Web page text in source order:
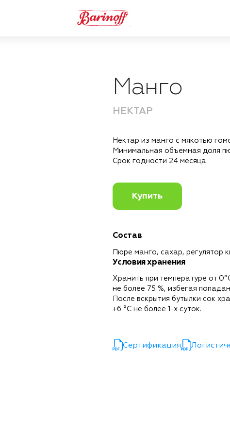
Манго
НЕКТАР
Нектар из манго с мякотью
Минимальная объемная доля
Срок годности 24 месяца.
Купить
Состав
Пюре манго, сахар, регулятор
Условия хранения
Хранить при температуре от
не более 75 %, избегая
После вскрытия бутылки сок
+6 °С не более 1-х суток.
Сертификация